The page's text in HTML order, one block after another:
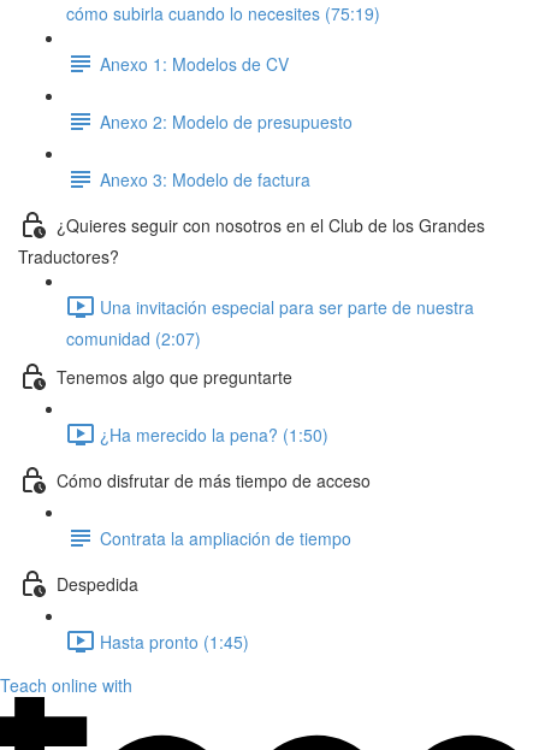
cómo subirla cuando lo necesites (75:19)
Anexo 1: Modelos de CV
Anexo 2: Modelo de presupuesto
Anexo 3: Modelo de factura
¿Quieres seguir con nosotros en el Club de los Grandes
Traductores?
Una invitación especial para ser parte de nuestra
comunidad (2:07)
Tenemos algo que preguntarte
¿Ha merecido la pena? (1:50)
Cómo disfrutar de más tiempo de acceso
Contrata la ampliación de tiempo
Despedida
Hasta pronto (1:45)
Teach online with